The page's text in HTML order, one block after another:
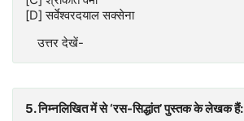
[D] सर्वेश्वरदयाल सक्सेना
उत्तर देखें-
5. निम्नलिखित में से ‘रस-सिद्धांत’ पुस्तक के लेखक हैं: